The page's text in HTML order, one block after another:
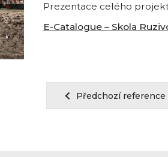
Prezentace celého
E-Catalogue – Skola
Předchozí reference